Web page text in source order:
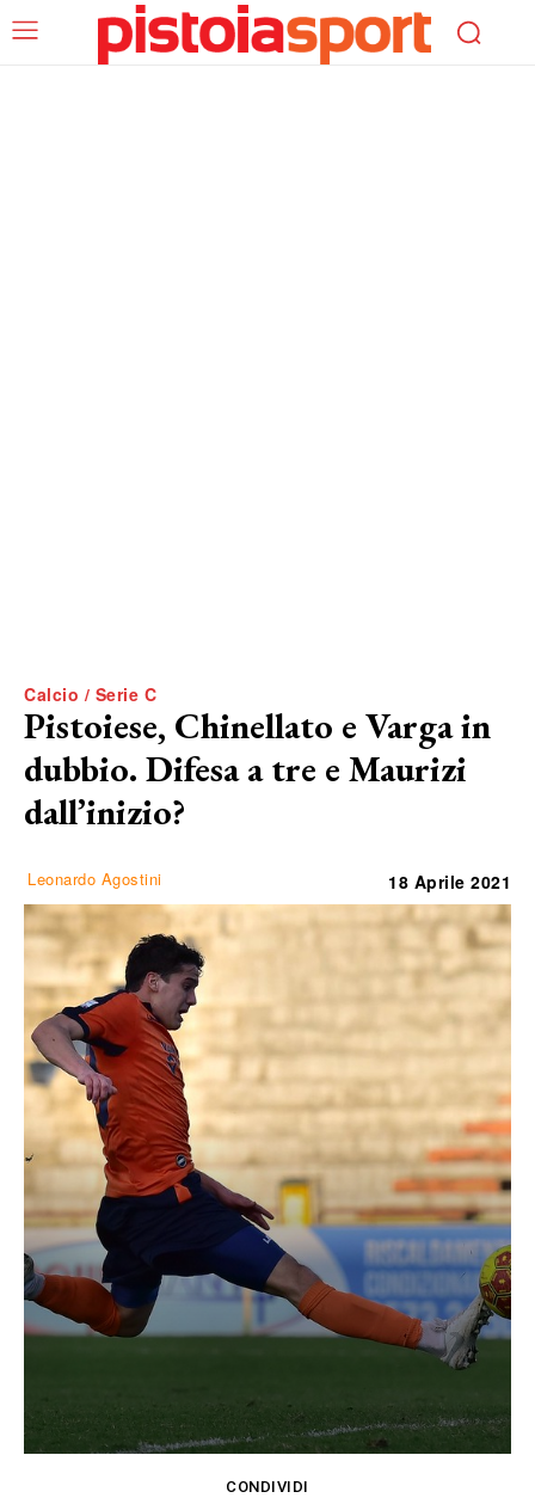
Calcio / Serie C
Pistoiese, Chinellato e Varga in
dubbio. Difesa a tre e Maurizi
dall’inizio?
Leonardo Agostini 18 Aprile 2021
CONDIVIDI